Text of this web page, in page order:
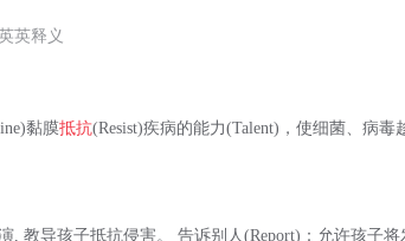
英释义
黏膜抵抗(Resist)疾病的能力(Talent)，使细菌、病毒
, 教导孩子抵抗侵害。 告诉别人(Report)：允许孩子将